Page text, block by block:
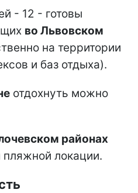
- 12 - готовы
во Львовском
на территории
и баз отдыха).
отдохнуть можно
районах
пляжной локации.